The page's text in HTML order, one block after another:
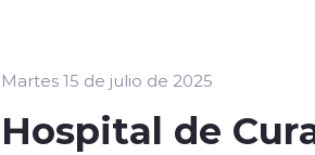
Martes 15 de julio de 2025
Hospital de